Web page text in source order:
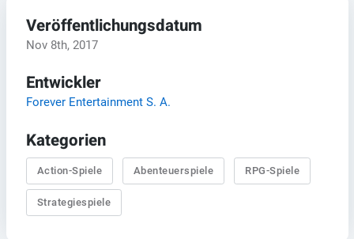
Veröffentlichungsdatum
Nov 8th, 2017
Entwickler
Forever Entertainment S. A.
Kategorien
Action-Spiele Abenteuerspiele RPG-Spiele
Strategiespiele